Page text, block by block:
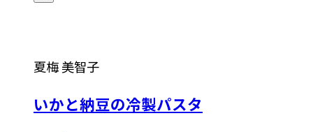
夏梅 美智子
いかと納豆の冷製パスタ